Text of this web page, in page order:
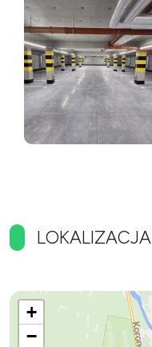
LOKALIZACJA
+
−